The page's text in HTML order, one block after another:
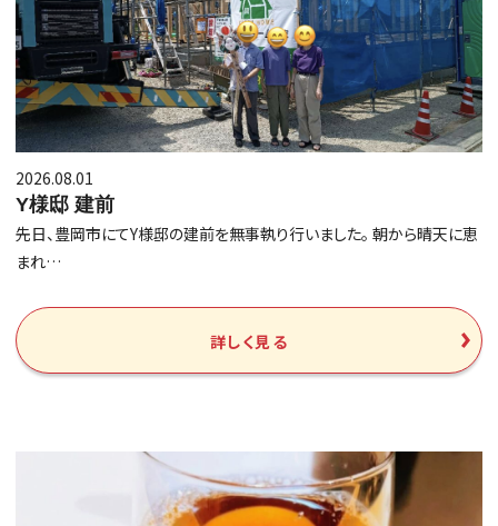
2026.08.01
Y様邸 建前
先日、豊岡市にてY様邸の建前を無事執り行いました。 朝から晴天に恵
まれ…
詳しく見る